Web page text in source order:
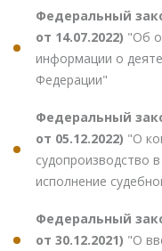
Федеральный
от 14.07.2022) "Об
информации о
Федерации"
Федеральный
от 05.12.2022) "О
судопроизводство
исполнение
Федеральный
от 30.12.2021) "О